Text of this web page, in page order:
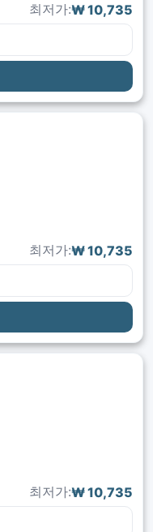
최저가:₩ 10,735
최저가:₩ 10,735
최저가:₩ 10,735